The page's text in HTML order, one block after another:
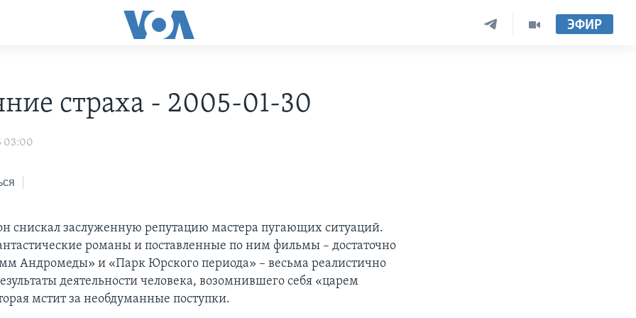
ЭФИР
страха - 2005-01-30
03:00
снискал заслуженную репутацию мастера пугающих ситуаций.
романы и поставленные по ним фильмы – достаточно
Андромеды» и «Парк Юрского периода» – весьма реалистично
деятельности человека, возомнившего себя «царем
мстит за необдуманные поступки.